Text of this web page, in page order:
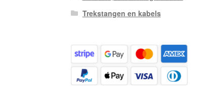
Trekstangen en kabels